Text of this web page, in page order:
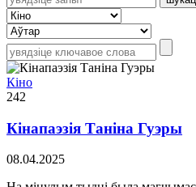
Кіно
242
Кінапаэзія Таніна Гуэры
08.04.2025